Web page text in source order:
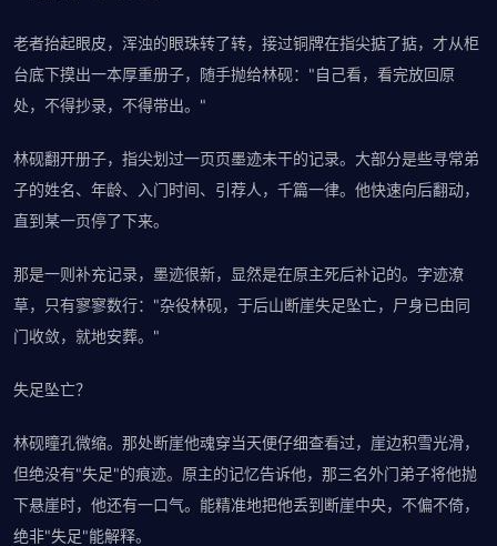
老者抬起眼皮，浑浊的眼珠转了转，接过铜牌在指尖掂了掂，才从柜
台底下摸出一本厚重册子，随手抛给林砚："自己看，看完放回原
处，不得抄录，不得带出。"
林砚翻开册子，指尖划过一页页墨迹未干的记录。大部分是些寻常弟
子的姓名、年龄、入门时间、引荐人，千篇一律。他快速向后翻动，
直到某一页停了下来。
那是一则补充记录，墨迹很新，显然是在原主死后补记的。字迹潦
草，只有寥寥数行："杂役林砚，于后山断崖失足坠亡，尸身已由同
门收敛，就地安葬。"
失足坠亡？
林砚瞳孔微缩。那处断崖他魂穿当天便仔细查看过，崖边积雪光滑，
但绝没有"失足"的痕迹。原主的记忆告诉他，那三名外门弟子将他抛
下悬崖时，他还有一口气。能精准地把他丢到断崖中央，不偏不倚，
绝非"失足"能解释。